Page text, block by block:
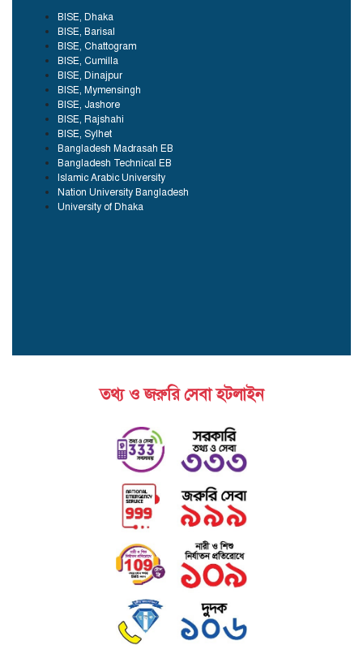
BISE, Dhaka
BISE, Barisal
BISE, Chattogram
BISE, Cumilla
BISE, Dinajpur
BISE, Mymensingh
BISE, Jashore
BISE, Rajshahi
BISE, Sylhet
Bangladesh Madrasah EB
Bangladesh Technical EB
Islamic Arabic University
Nation University Bangladesh
University of Dhaka
তথ্য ও জরুরি সেবা হটলাইন